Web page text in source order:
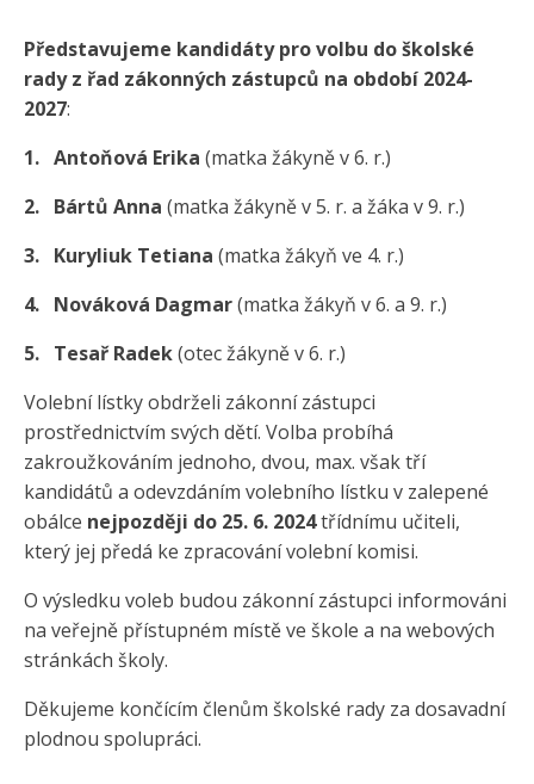
Představujeme kandidáty pro volbu do školské
rady z řad zákonných zástupců na období 2024-
2027:
1. Antoňová Erika (matka žákyně v 6. r.)
2. Bártů Anna (matka žákyně v 5. r. a žáka v 9. r.)
3. Kuryliuk Tetiana (matka žákyň ve 4. r.)
4. Nováková Dagmar(matka žákyň v 6. a 9. r.)
5. Tesař Radek(otec žákyně v 6. r.)
Volební lístky obdrželi zákonní zástupci
prostřednictvím svých dětí. Volba probíhá
zakroužkováním jednoho, dvou, max. však tří
kandidátů a odevzdáním volebního lístku v zalepené
obálce nejpozději do 25. 6. 2024třídnímu učiteli,
který jej předá ke zpracování volební komisi.
O výsledku voleb budou zákonní zástupci informováni
na veřejně přístupném místě ve škole a na webových
stránkách školy.
Děkujeme končícím členům školské rady za dosavadní
plodnou spolupráci.